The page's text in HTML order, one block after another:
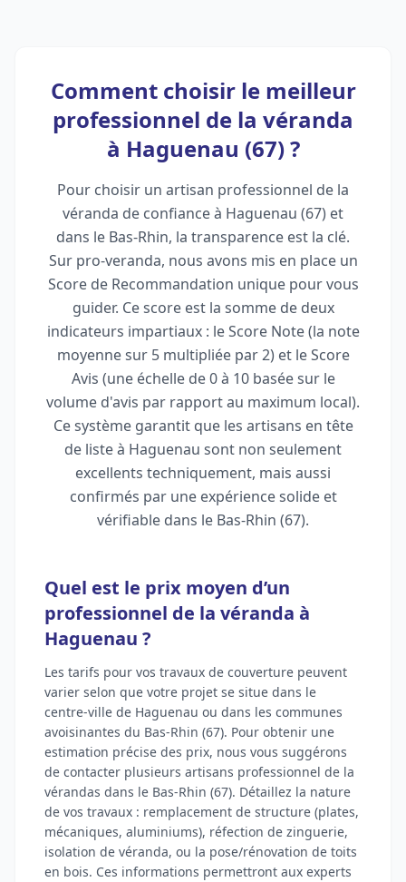
Comment choisir le meilleur
professionnel de la véranda
à Haguenau (67) ?
Pour choisir un artisan professionnel de la
véranda de confiance à Haguenau (67) et
dans le Bas-Rhin, la transparence est la clé.
Sur pro-veranda, nous avons mis en place un
Score de Recommandation unique pour vous
guider. Ce score est la somme de deux
indicateurs impartiaux : le Score Note (la note
moyenne sur 5 multipliée par 2) et le Score
Avis (une échelle de 0 à 10 basée sur le
volume d'avis par rapport au maximum local).
Ce système garantit que les artisans en tête
de liste à Haguenau sont non seulement
excellents techniquement, mais aussi
confirmés par une expérience solide et
vérifiable dans le Bas-Rhin (67).
Quel est le prix moyen d’un
professionnel de la véranda à
Haguenau ?
Les tarifs pour vos travaux de couverture peuvent
varier selon que votre projet se situe dans le
centre-ville de Haguenau ou dans les communes
avoisinantes du Bas-Rhin (67). Pour obtenir une
estimation précise des prix, nous vous suggérons
de contacter plusieurs artisans professionnel de la
vérandas dans le Bas-Rhin (67). Détaillez la nature
de vos travaux : remplacement de structure (plates,
mécaniques, aluminiums), réfection de zinguerie,
isolation de véranda, ou la pose/rénovation de toits
en bois. Ces informations permettront aux experts